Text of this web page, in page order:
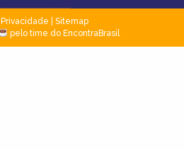
Privacidade
Sitemap
pelo time do EncontraBrasil